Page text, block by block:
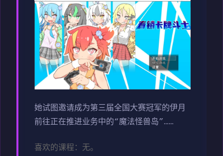
她试图邀请成为第三届全国大赛冠军的伊月
前往正在推进业务中的“魔法怪兽岛”……
喜欢的课程：无。